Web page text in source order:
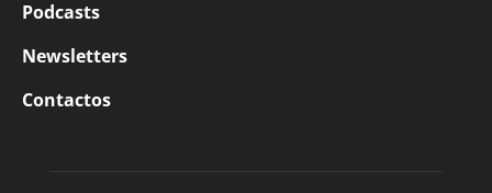
Podcasts
Newsletters
Contactos